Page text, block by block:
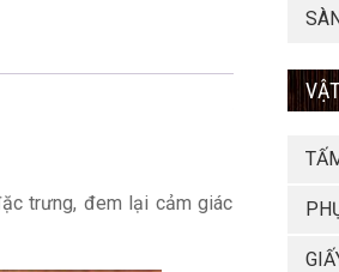
trưng, đem lại cảm giác